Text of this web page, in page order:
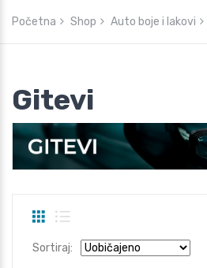
Početna Shop Auto boje i lakovi
Gitevi
Sortiraj: